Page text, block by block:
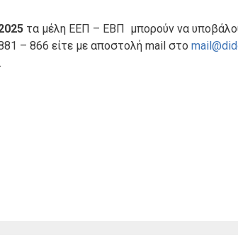
τα μέλη ΕΕΠ – ΕΒΠ μπορούν να
– 866 είτε με αποστολή mail στο